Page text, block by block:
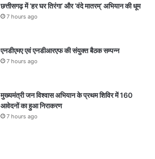
छत्तीसगढ़ में ‘हर घर तिरंगा’ और ‘वंदे मातरम्’ अभियान की धूम
7 hours ago
एनडीएमए एवं एनडीआरएफ की संयुक्त बैठक सम्पन्न
7 hours ago
मुख्यमंत्री जन विश्वास अभियान के प्रथम शिविर में 160
आवेदनों का हुआ निराकरण
7 hours ago